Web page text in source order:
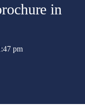
in
pm